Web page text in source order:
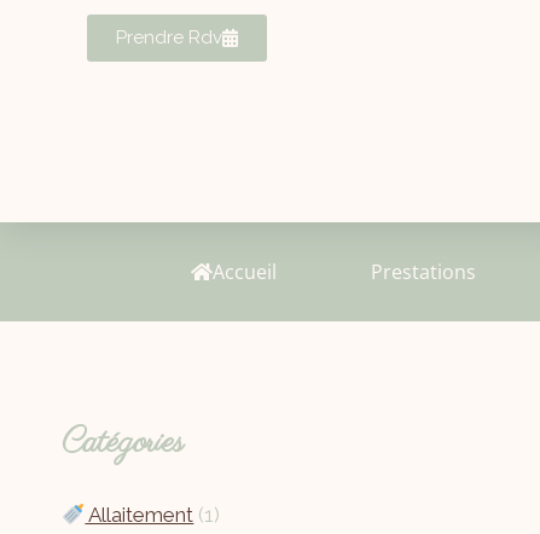
Prendre Rdv
Accueil Prestations
Catégories
Allaitement (1)